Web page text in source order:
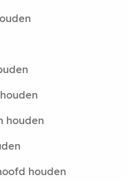
houden
houden